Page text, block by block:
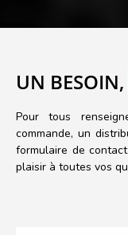
UN BESOIN,
Pour tous
commande, un
formulaire de
plaisir à toutes vos